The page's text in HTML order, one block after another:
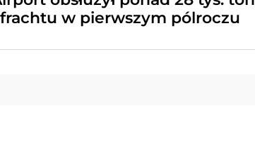
w pierwszym pólroczu